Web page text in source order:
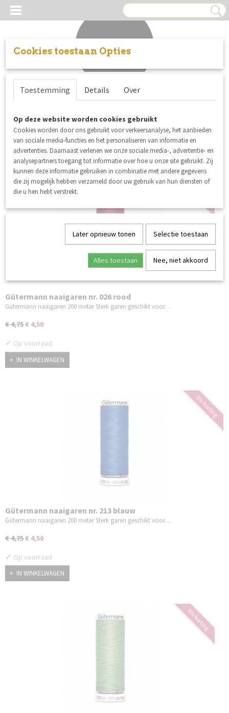
Inloggen Registreren
1 2 3 »
5% korting
Gütermann naaigaren nr. 026 rood
Gütermann naaigaren 200 meter Sterk garen geschikt voor…
€ 4,75€ 4,50
✓ Op voorraad
IN WINKELWAGEN
5% korting
Gütermann naaigaren nr. 213 blauw
Gütermann naaigaren 200 meter Sterk garen geschikt voor…
€ 4,75€ 4,50
✓ Op voorraad
IN WINKELWAGEN
5% korting
Cookies toestaan Opties
Toestemming Details Over
Op deze website worden cookies gebruikt
Cookies worden door ons gebruikt voor verkeersanalyse, het aanbieden
van sociale media-functies en het personaliseren van informatie en
advertenties. Daarnaast verlenen we onze sociale media-, advertentie- en
analysepartners toegang tot informatie over hoe u onze site gebruikt. Zij
kunnen deze informatie gebruiken in combinatie met andere gegevens
die zij mogelijk hebben verzameld door uw gebruik van hun diensten of
die u hen hebt verstrekt.
Later opnieuw tonen Selectie toestaan
Alles toestaan Nee, niet akkoord